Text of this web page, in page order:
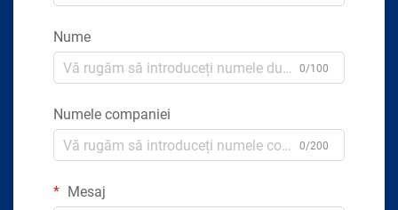
Nume
0/100
Numele companiei
0/200
Mesaj